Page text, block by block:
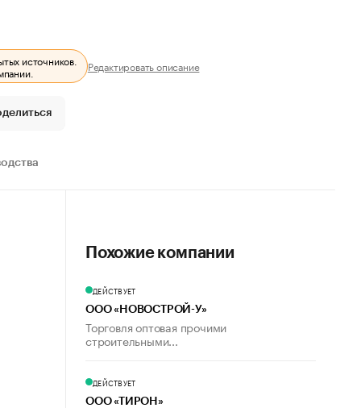
источников. Редактировать описание
Похожие компании
ДЕЙСТВУЕТ
ООО «НОВОСТРОЙ-У»
Торговля оптовая прочими
строительными...
ДЕЙСТВУЕТ
ООО «ТИРОН»